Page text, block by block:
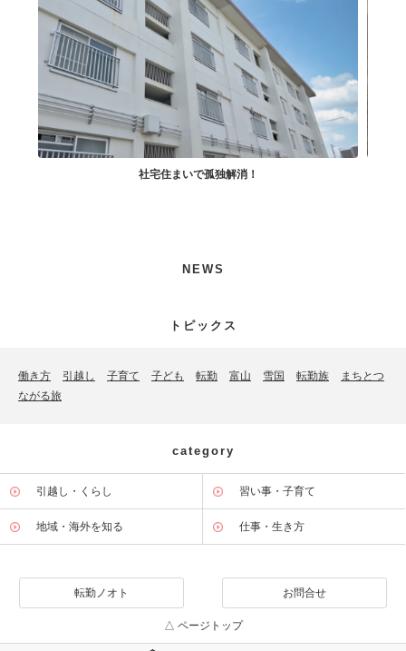
社宅住まいで孤独解消！
NEWS
トピックス
働き方 引越し 子育て 子ども 転勤 富山 雪国 転勤族
まちとつ
ながる旅
category
引越し・くらし 習い事・子育て
地域・海外を知る 仕事・生き方
転勤ノオト お問合せ
△ ページトップ